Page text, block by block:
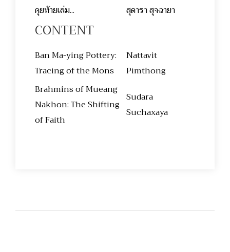
คุยท้ายเล่ม... สุดารา สุจฉายา
CONTENT
Ban Ma-ying Pottery:
Tracing of the Mons
Nattavit
Pimthong
Brahmins of Mueang
Nakhon: The Shifting
of Faith
Sudara
Suchaxaya